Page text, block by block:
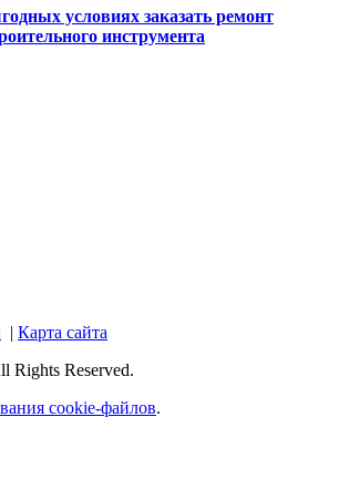
условиях заказать ремонт
инструмента
| Карта сайта
Rights Reserved.
cookie-файлов.